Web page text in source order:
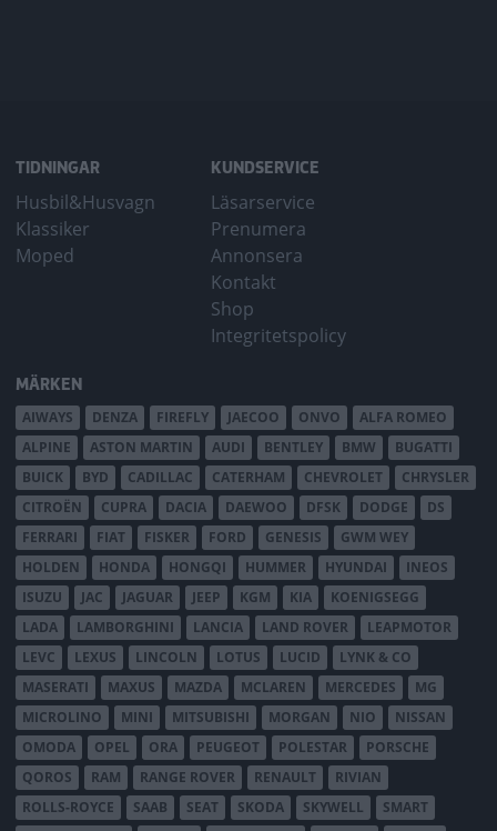
TIDNINGAR
Husbil&Husvagn
Klassiker
Moped
KUNDSERVICE
Läsarservice
Prenumera
Annonsera
Kontakt
Shop
Integritetspolicy
MÄRKEN
AIWAYS DENZA FIREFLY JAECOO ONVO
ALFA ROMEO
ALPINE
ASTON MARTIN AUDI BENTLEY BMW
BUGATTI
BUICK
BYD CADILLAC CATERHAM CHEVROLET
CHRYSLER
CITROËN
CUPRA DACIA DAEWOO DFSK DODGE
DS
FERRARI
FIAT FISKER FORD GENESIS
GWM WEY
HOLDEN
HONDA HONGQI HUMMER HYUNDAI
INEOS
ISUZU
JAC JAGUAR JEEP KGM KIA
KOENIGSEGG
LADA
LAMBORGHINI LANCIA LAND ROVER
LEAPMOTOR
LEVC
LEXUS LINCOLN LOTUS LUCID
LYNK & CO
MASERATI
MAXUS MAZDA MCLAREN MERCEDES
MG
MICROLINO
MINI MITSUBISHI MORGAN NIO
NISSAN
OMODA
OPEL ORA PEUGEOT POLESTAR
PORSCHE
QOROS
RAM RANGE ROVER RENAULT
RIVIAN
ROLLS-ROYCE
SAAB SEAT SKODA SKYWELL
SMART